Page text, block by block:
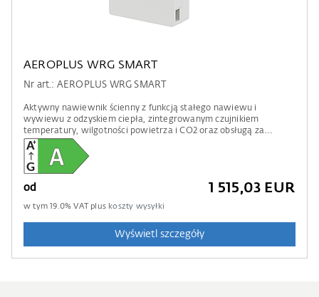
AEROPLUS WRG SMART
Nr art.: AEROPLUS WRG SMART
Aktywny nawiewnik ścienny z funkcją stałego nawiewu i
wywiewu z odzyskiem ciepła, zintegrowanym czujnikiem
temperatury, wilgotności powietrza i CO2 oraz obsługą za
pomocą aplikacji.
od 1 515,03 EUR
w tym19.0% VAT plus koszty wysyłki
Wyświetl szczegóły